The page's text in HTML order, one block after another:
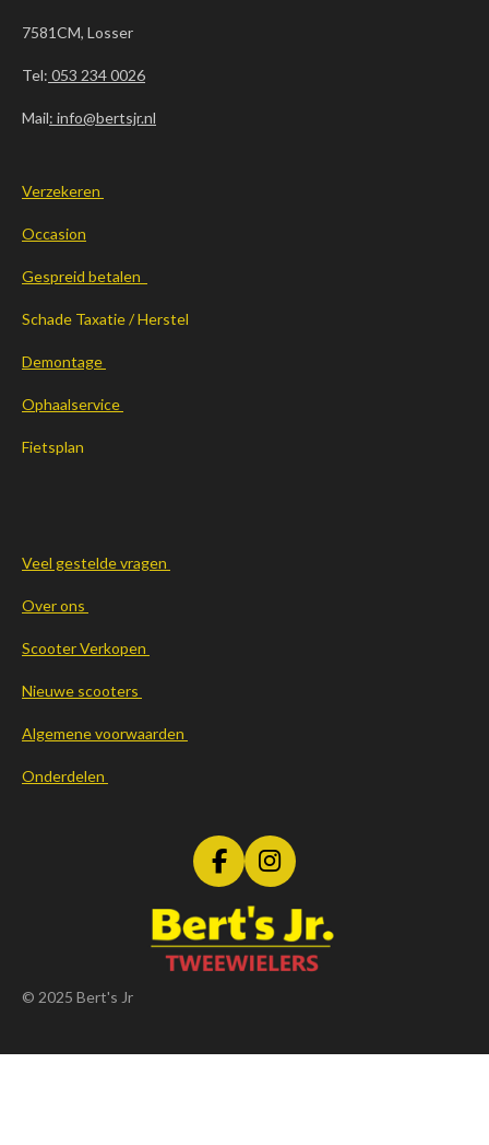
7581CM, Losser
Tel: 053 234 0026
Mail: info@bertsjr.nl
Verzekeren
Occasion
Gespreid betalen
Schade Taxatie / Herstel
Demontage
Ophaalservice
Fietsplan
Veel gestelde vragen
Over ons
Scooter Verkopen
Nieuwe scooters
Algemene voorwaarden
Onderdelen
F
a
c
e
b
I
n
s
t
a
© 2025 Bert's Jr